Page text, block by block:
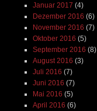
Januar 2017 (4)
Dezember 2016 (6)
November 2016 (7)
Oktober 2016 (5)
September 2016 (8)
August 2016 (3)
Juli 2016 (7)
Juni 2016 (7)
Mai 2016 (5)
April 2016 (6)